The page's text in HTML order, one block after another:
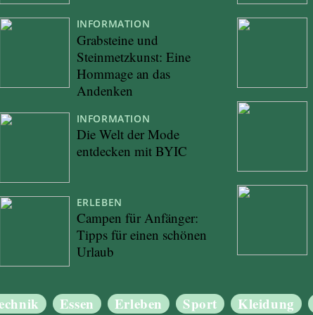
INFORMATION
Grabsteine und
Steinmetzkunst: Eine
Hommage an das
Andenken
INFORMATION
Die Welt der Mode
entdecken mit BYIC
ERLEBEN
Campen für Anfänger:
Tipps für einen schönen
Urlaub
Essen Erleben Sport Kleidung